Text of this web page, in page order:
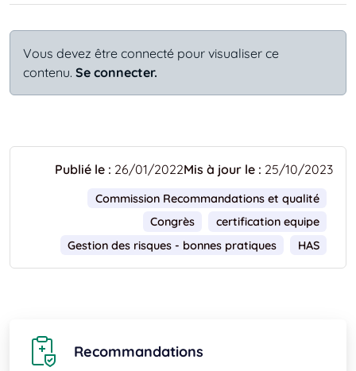
Vous devez être connecté pour visualiser ce
contenu. Se connecter.
Publié le : 26/01/2022Mis à jour le : 25/10/2023
Commission Recommandations et qualité
Congrès
certification equipe
Gestion des risques - bonnes pratiques
HAS
Recommandations